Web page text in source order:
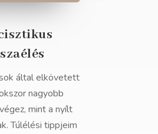
által elkövetett
nagyobb
mint a nyílt
Túlélési tippjeim